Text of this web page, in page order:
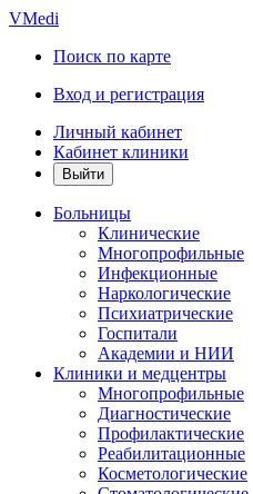
VMedi
Поиск по карте
Вход и регистрация
Личный кабинет
Кабинет клиники
Больницы
Клинические
Многопрофильные
Инфекционные
Наркологические
Психиатрические
Госпитали
Академии и НИИ
Клиники и медцентры
Многопрофильные
Диагностические
Профилактические
Реабилитационные
Косметологические